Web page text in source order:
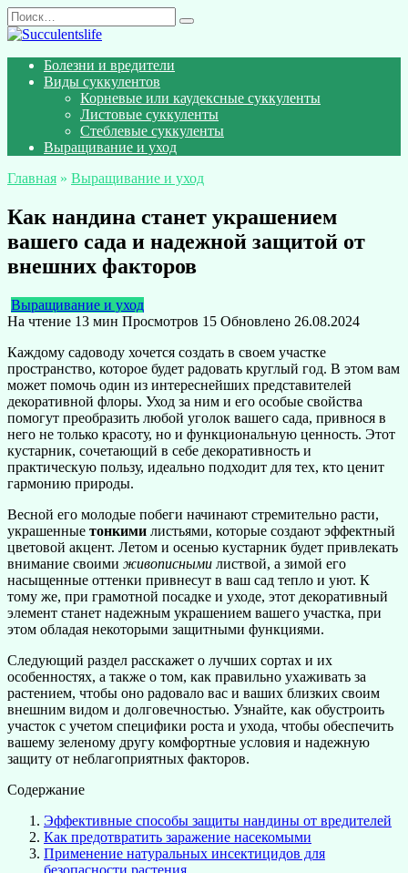
Перейти
к
Search
for:
Болезни и вредители
Виды суккулентов
Корневые или каудексные суккуленты
Листовые суккуленты
Стеблевые суккуленты
Выращивание и уход
Главная » Выращивание и уход
Как нандина станет украшением
вашего сада и надежной защитой от
внешних факторов
Выращивание и уход
На чтение 13 мин Просмотров 15 Обновлено 26.08.2024
Каждому садоводу хочется создать в своем участке
пространство, которое будет радовать круглый год. В этом вам
может помочь один из интереснейших представителей
декоративной флоры. Уход за ним и его особые свойства
помогут преобразить любой уголок вашего сада, привнося в
него не только красоту, но и функциональную ценность. Этот
кустарник, сочетающий в себе декоративность и
практическую пользу, идеально подходит для тех, кто ценит
гармонию природы.
Весной его молодые побеги начинают стремительно расти,
украшенные тонкими листьями, которые создают эффектный
цветовой акцент. Летом и осенью кустарник будет привлекать
внимание своими живописными листвой, а зимой его
насыщенные оттенки привнесут в ваш сад тепло и уют. К
тому же, при грамотной посадке и уходе, этот декоративный
элемент станет надежным украшением вашего участка, при
этом обладая некоторыми защитными функциями.
Следующий раздел расскажет о лучших сортах и их
особенностях, а также о том, как правильно ухаживать за
растением, чтобы оно радовало вас и ваших близких своим
внешним видом и долговечностью. Узнайте, как обустроить
участок с учетом специфики роста и ухода, чтобы обеспечить
вашему зеленому другу комфортные условия и надежную
защиту от неблагоприятных факторов.
Содержание
Эффективные способы защиты нандины от вредителей
Как предотвратить заражение насекомыми
Применение натуральных инсектицидов для
безопасности растения